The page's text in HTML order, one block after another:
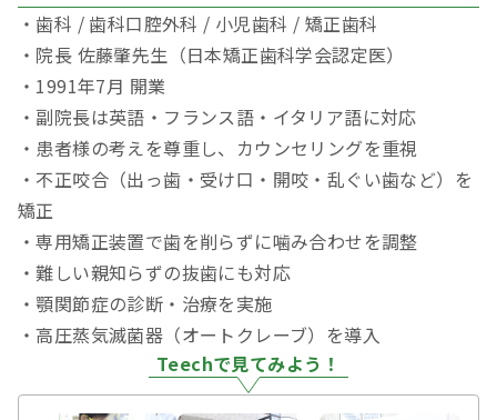
・歯科 / 歯科口腔外科 / 小児歯科 / 矯正歯科
・院長 佐藤肇先生（日本矯正歯科学会認定医）
・1991年7月 開業
・副院長は英語・フランス語・イタリア語に対応
・患者様の考えを尊重し、カウンセリングを重視
・不正咬合（出っ歯・受け口・開咬・乱ぐい歯など）を
矯正
・専用矯正装置で歯を削らずに噛み合わせを調整
・難しい親知らずの抜歯にも対応
・顎関節症の診断・治療を実施
・高圧蒸気滅菌器（オートクレーブ）を導入
Teechで見てみよう！